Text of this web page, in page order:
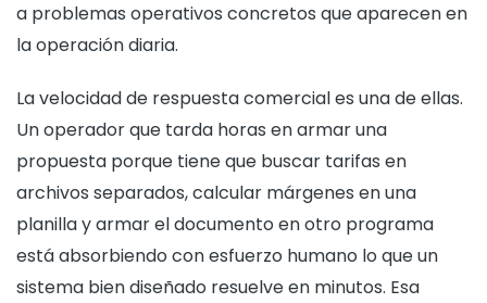
a problemas operativos concretos que aparecen en
la operación diaria.
La velocidad de respuesta comercial es una de ellas.
Un operador que tarda horas en armar una
propuesta porque tiene que buscar tarifas en
archivos separados, calcular márgenes en una
planilla y armar el documento en otro programa
está absorbiendo con esfuerzo humano lo que un
sistema bien diseñado resuelve en minutos. Esa